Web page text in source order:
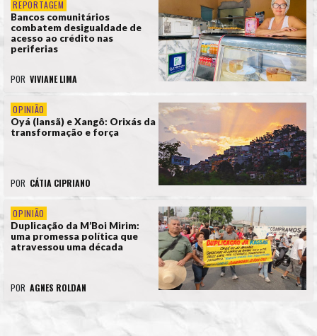
REPORTAGEM
Bancos comunitários
combatem desigualdade de
acesso ao crédito nas
periferias
POR VIVIANE LIMA
OPINIÃO
Oyá (Iansã) e Xangô: Orixás da
transformação e força
POR CÁTIA CIPRIANO
OPINIÃO
Duplicação da M’Boi Mirim:
uma promessa política que
atravessou uma década
POR AGNES ROLDAN